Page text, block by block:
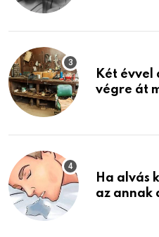
Két
végre át
életemet
Ha alvás
az annak